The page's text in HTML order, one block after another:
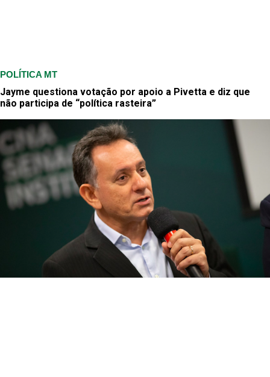
POLÍTICA MT
Jayme questiona votação por apoio a Pivetta e diz que
não participa de “política rasteira”